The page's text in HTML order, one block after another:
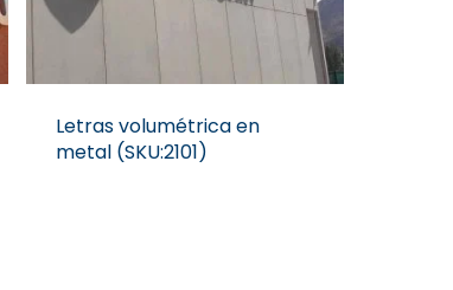
Letras volumétrica en
metal (SKU:2101)